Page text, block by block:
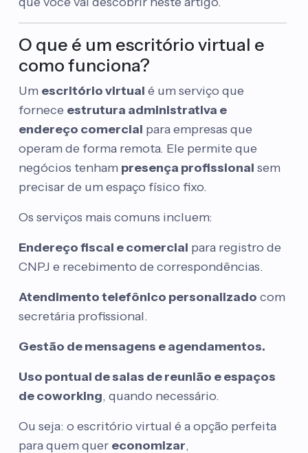
O que é um escritório virtual e
como funciona?
Um escritório virtual é um serviço que
fornece estrutura administrativa e
endereço comercial para empresas que
operam de forma remota. Ele permite que
negócios tenham presença profissional sem
precisar de um espaço físico fixo.
Os serviços mais comuns incluem:
Endereço fiscal e comercial para registro de
CNPJ e recebimento de correspondências.
Atendimento telefônico personalizado com
secretária profissional.
Gestão de mensagens e agendamentos.
Uso pontual de salas de reunião e espaços
de coworking, quando necessário.
Ou seja: o escritório virtual é a opção perfeita
para quem quer economizar,